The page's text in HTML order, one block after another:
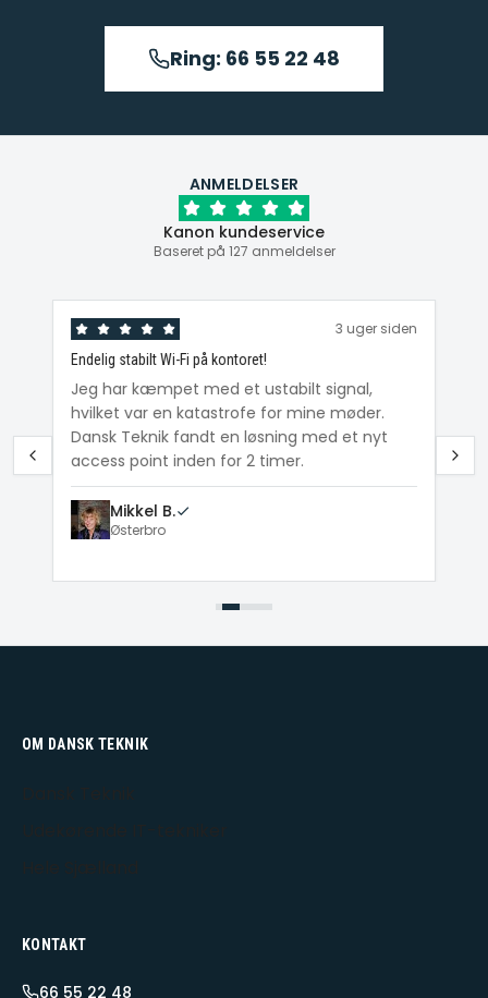
Ring: 66 55 22 48
ANMELDELSER
Kanon kundeservice
Baseret på 127 anmeldelser
3 uger siden
Endelig stabilt Wi-Fi på kontoret!
Jeg har kæmpet med et ustabilt signal,
hvilket var en katastrofe for mine møder.
Dansk Teknik fandt en løsning med et nyt
access point inden for 2 timer.
Mikkel B.
Østerbro
OM DANSK TEKNIK
KONTAKT
66 55 22 48